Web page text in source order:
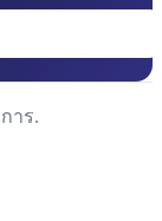
าร.